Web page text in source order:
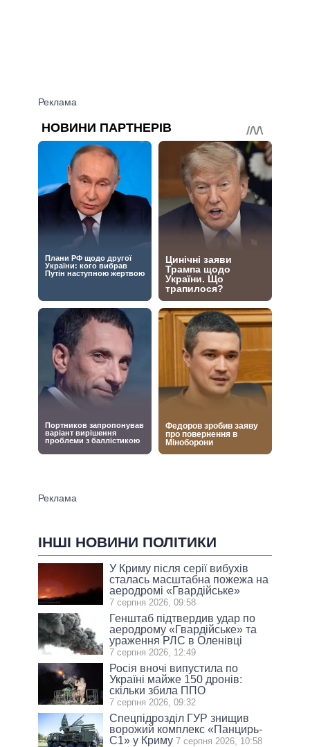
ІНШІ НОВИНИ ПОЛІТИКИ
У Криму після серії вибухів
сталась масштабна пожежа на
аеродромі «Гвардійське»
7 серпня 2026, 09:58
Генштаб підтвердив удар по
аеродрому «Гвардійське» та
ураження РЛС в Оленівці
7 серпня 2026, 12:49
Росія вночі випустила по
Україні майже 150 дронів:
скільки збила ППО
7 серпня 2026, 09:32
Спецпідрозділ ГУР знищив
ворожий комплекс «Панцирь-
С1» у Криму 7 серпня 2026, 10:58